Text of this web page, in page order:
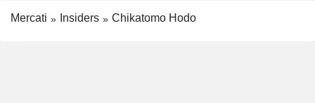
Mercati Insiders Chikatomo Hodo